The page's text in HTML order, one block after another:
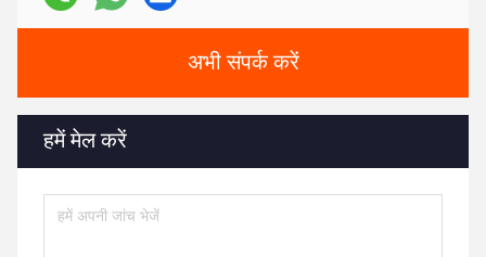
अभी संपर्क करें
हमें मेल करें